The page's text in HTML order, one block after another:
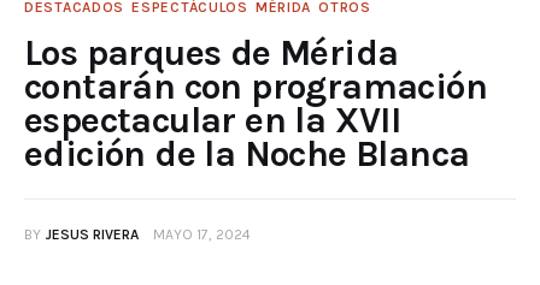
DESTACADOS ESPECTÁCULOS MÉRIDA OTROS
Los parques de Mérida
contarán con programación
espectacular en la XVII
edición de la Noche Blanca
BY JESUS RIVERA MAYO 17, 2024